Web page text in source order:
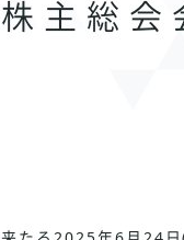
株主総会